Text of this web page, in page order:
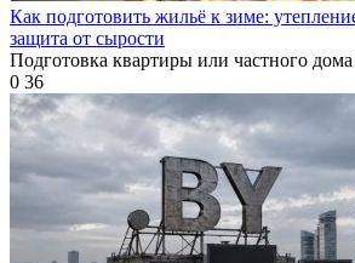
Как подготовить жильё к зиме:
защита от сырости
Подготовка квартиры или частного
0 36